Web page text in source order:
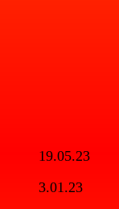
19.05.23
3.01.23